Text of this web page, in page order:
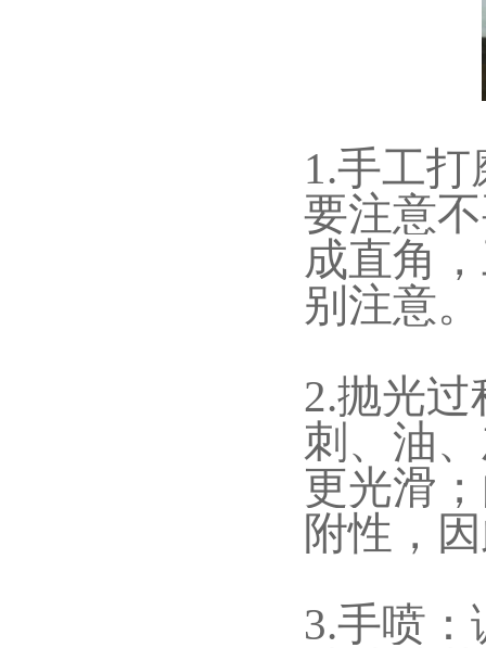
1.手工
要注意
成直角
别注意。
2.抛光
刺、油
更光滑
附性，
3.手喷